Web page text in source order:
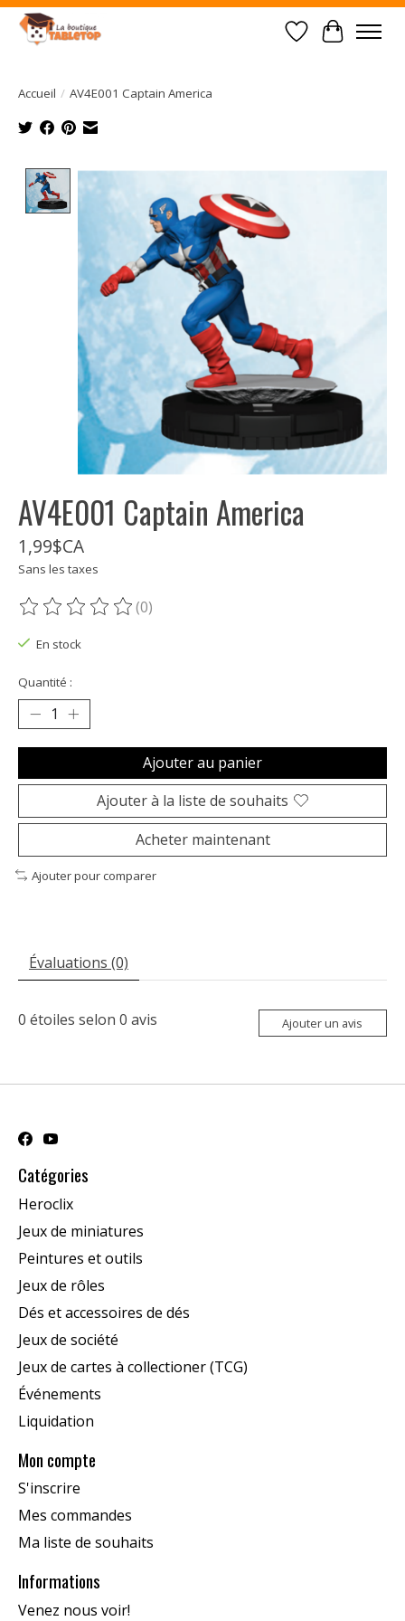
Liste dePanier
Accueil / AV4E001 Captain America
Product image slideshow Items
AV4E001 Captain America
1,99$CA
Sans les taxes
Ce produit est évalué à
(0)
En stock
Quantité :
Ajouter au panier
Ajouter à la liste de souhaits
Acheter maintenant
Ajouter pour comparer
Évaluations (0)
0 étoiles selon 0 avis Ajouter un avis
Catégories
Heroclix
Jeux de miniatures
Peintures et outils
Jeux de rôles
Dés et accessoires de dés
Jeux de société
Jeux de cartes à collectioner (TCG)
Événements
Liquidation
Mon compte
S'inscrire
Mes commandes
Ma liste de souhaits
Informations
Venez nous voir!